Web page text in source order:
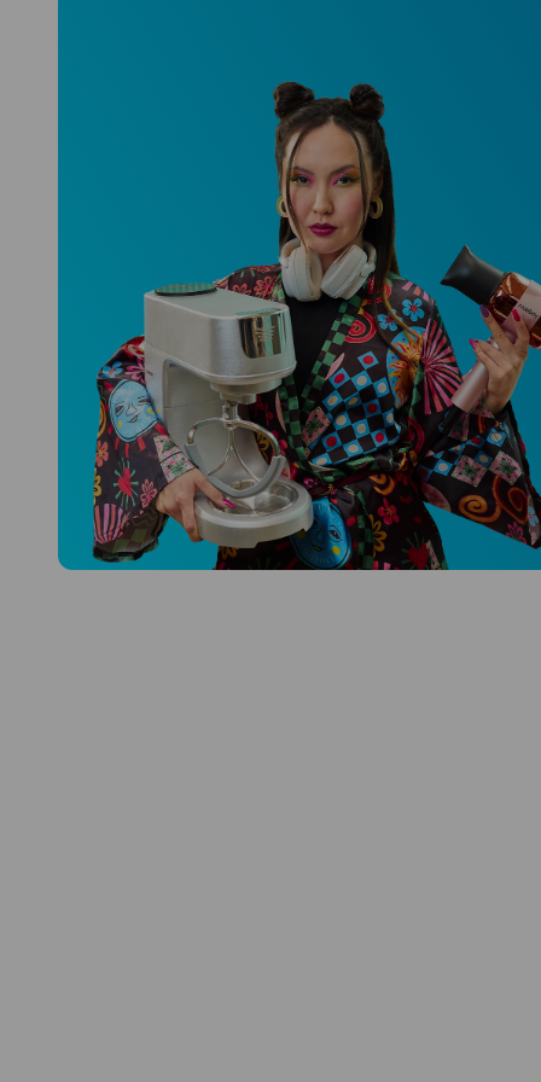
Niceboy ONE Ultra
Hlídá ti zdraví, spánek i pohyb a ještě
k tomu platí.
Prozkoumat